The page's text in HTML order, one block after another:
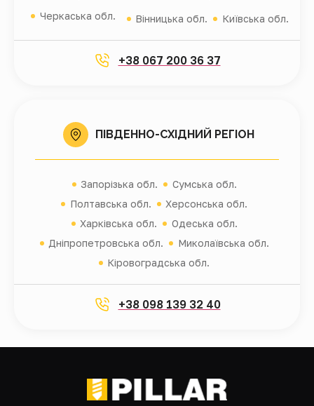
Черкаська обл.
Вінницька обл. Київська обл.
+38 067 200 36 37
ПІВДЕННО-СХІДНИЙ РЕГІОН
Запорізька обл.
Сумська обл.
Полтавська обл.
Херсонська обл.
Харківська обл.
Одеська обл.
Дніпропетровська обл.
Миколаївська обл.
Кіровоградська обл.
+38 098 139 32 40